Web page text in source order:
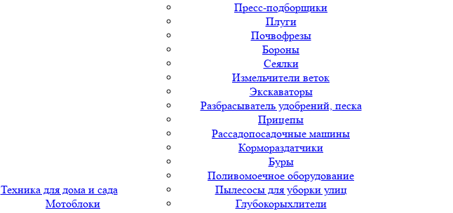
Техника для дома и сада
Мотоблоки
Пресс-подборщики
Плуги
Почвофрезы
Бороны
Сеялки
Измельчители веток
Экскаваторы
Разбрасыватель удобрений, песка
Прицепы
Рассадопосадочные машины
Кормораздатчики
Буры
Поливомоечное оборудование
Пылесосы для уборки улиц
Глубокорыхлители